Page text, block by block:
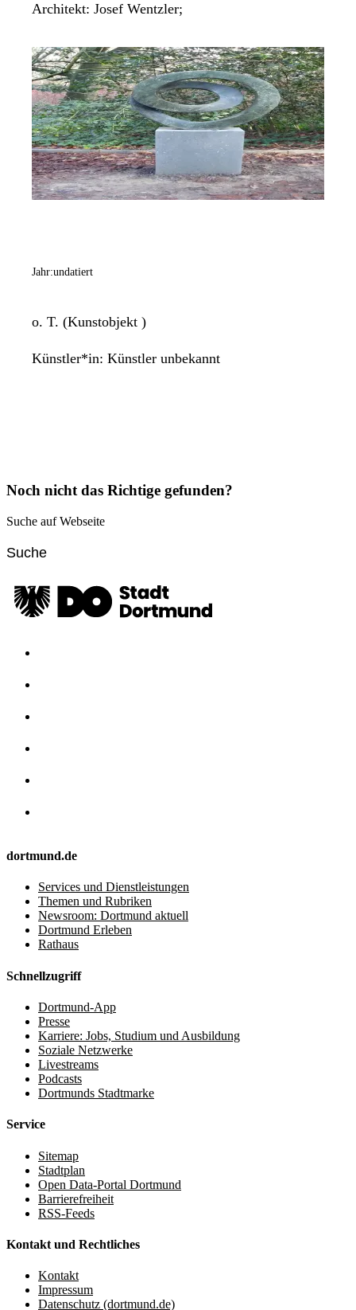
Architekt: Josef Wentzler;
Jahr:undatiert
o. T. (Kunstobjekt )
Künstler*in: Künstler unbekannt
Noch nicht das Richtige gefunden?
Suche auf Webseite
dortmund.de
Services und Dienstleistungen
Themen und Rubriken
Newsroom: Dortmund aktuell
Dortmund Erleben
Rathaus
Schnellzugriff
Dortmund-App
Presse
Karriere: Jobs, Studium und Ausbildung
Soziale Netzwerke
Livestreams
Podcasts
Dortmunds Stadtmarke
Service
Sitemap
Stadtplan
Open Data-Portal Dortmund
Barrierefreiheit
RSS-Feeds
Kontakt und Rechtliches
Kontakt
Impressum
Datenschutz (dortmund.de)